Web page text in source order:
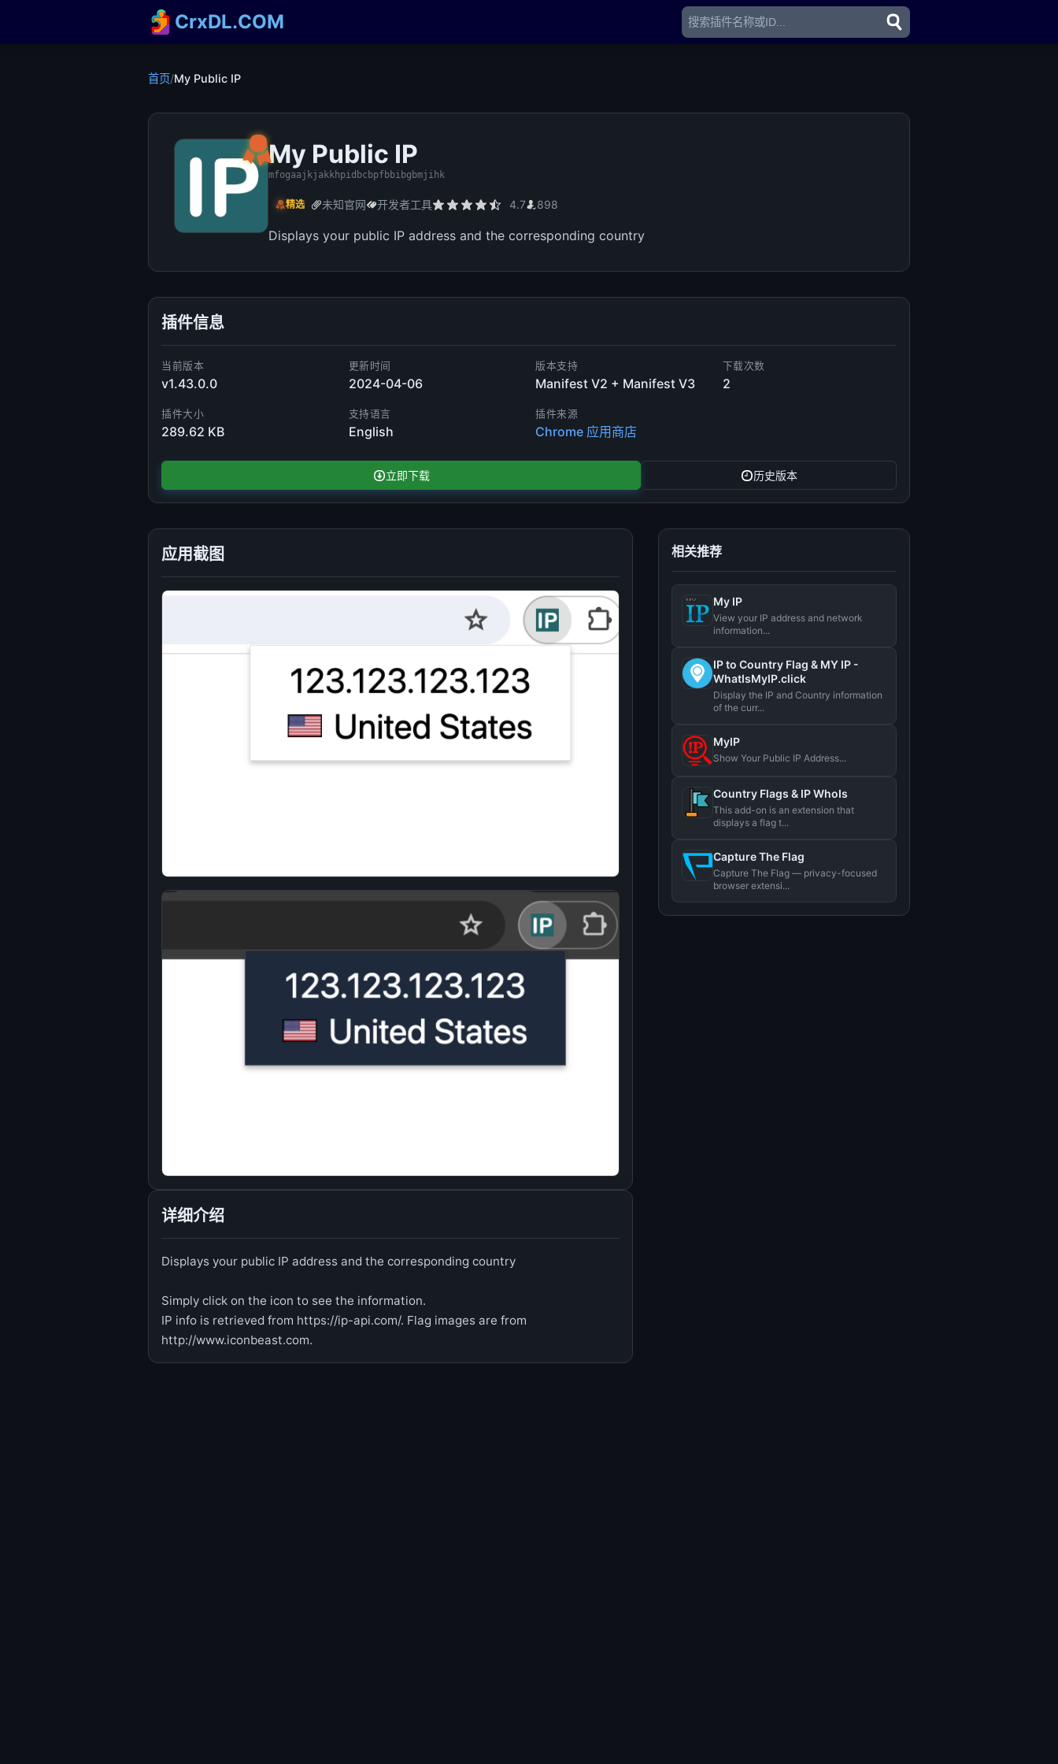
CrxDL.COM
首页/My Public IP
My Public IP
mfogaajkjakkhpidbcbpfbbibgbmjihk
精选 未知官网 开发者工具 4.7 898
Displays your public IP address and the corresponding country
插件信息
当前版本
v1.43.0.0
更新时间
2024-04-06
版本支持
Manifest V2 + Manifest V3
下载次数
2
插件大小
289.62 KB
支持语言
English
插件来源
Chrome 应用商店
立即下载 历史版本
应用截图
详细介绍
Displays your public IP address and the corresponding country
Simply click on the icon to see the information.
IP info is retrieved from https://ip-api.com/. Flag images are from
http://www.iconbeast.com.
相关推荐
My IP
View your IP address and network
information...
IP to Country Flag & MY IP -
WhatIsMyIP.click
Display the IP and Country information
of the curr...
MyIP
Show Your Public IP Address...
Country Flags & IP WhoIs
This add-on is an extension that
displays a flag t...
Capture The Flag
Capture The Flag — privacy-focused
browser extensi...